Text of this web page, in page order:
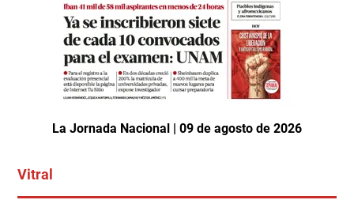
La Jornada Nacional | 09 de agosto de 2026
Vitral